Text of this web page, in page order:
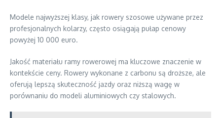
Modele najwyższej klasy, jak rowery szosowe używane przez
profesjonalnych kolarzy, często osiągają pułap cenowy
powyżej 10 000 euro.
Jakość materiału ramy rowerowej ma kluczowe znaczenie w
kontekście ceny. Rowery wykonane z carbonu są droższe, ale
oferują lepszą skuteczność jazdy oraz niższą wagę w
porównaniu do modeli aluminiowych czy stalowych.